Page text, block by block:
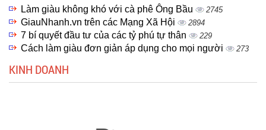
Làm giàu không khó với cà phê Ông Bầu 2745
GiauNhanh.vn trên các Mạng Xã Hội 2894
7 bí quyết đầu tư của các tỷ phú tự thân 229
Cách làm giàu đơn giản áp dụng cho mọi người 273
KINH DOANH